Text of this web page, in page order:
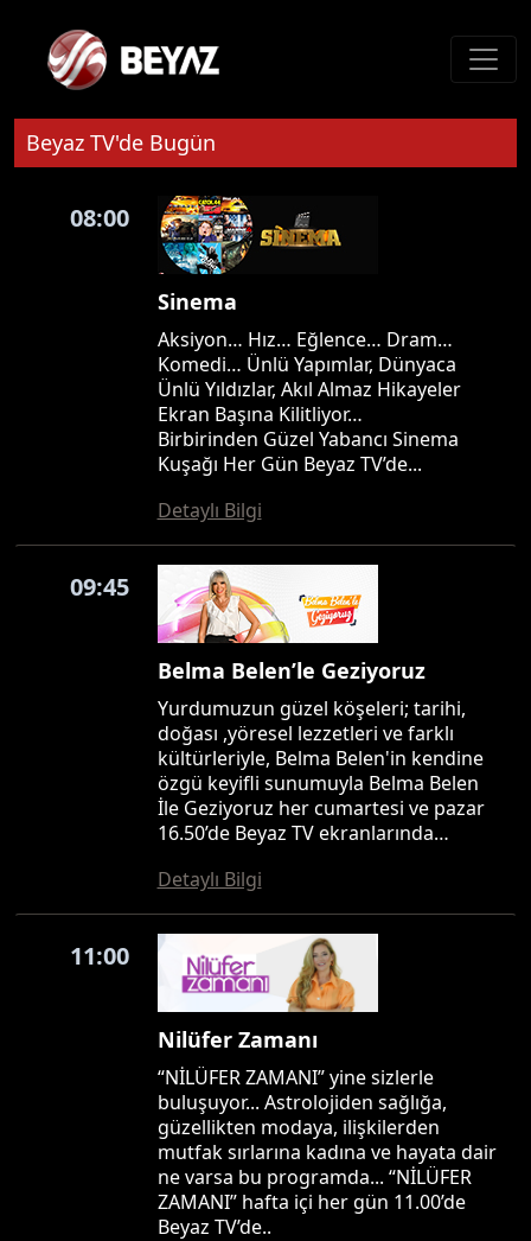
Beyaz TV'de Bugün
08:00
Sinema
Aksiyon… Hız… Eğlence… Dram…
Komedi… Ünlü Yapımlar, Dünyaca
Ünlü Yıldızlar, Akıl Almaz Hikayeler
Ekran Başına Kilitliyor…
Birbirinden Güzel Yabancı Sinema
Kuşağı Her Gün Beyaz TV’de...
Detaylı Bilgi
09:45
Belma Belen’le Geziyoruz
Yurdumuzun güzel köşeleri; tarihi,
doğası ,yöresel lezzetleri ve farklı
kültürleriyle, Belma Belen'in kendine
özgü keyifli sunumuyla Belma Belen
İle Geziyoruz her cumartesi ve pazar
16.50’de Beyaz TV ekranlarında…
Detaylı Bilgi
11:00
Nilüfer Zamanı
“NİLÜFER ZAMANI” yine sizlerle
buluşuyor... Astrolojiden sağlığa,
güzellikten modaya, ilişkilerden
mutfak sırlarına kadına ve hayata dair
ne varsa bu programda... “NİLÜFER
ZAMANI” hafta içi her gün 11.00’de
Beyaz TV’de..